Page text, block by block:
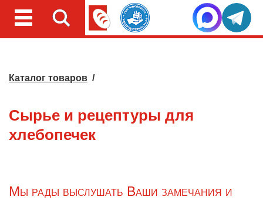
Каталог товаров /
Сырье и рецептуры для
хлебопечек
Мы рады выслушать Ваши замечания и